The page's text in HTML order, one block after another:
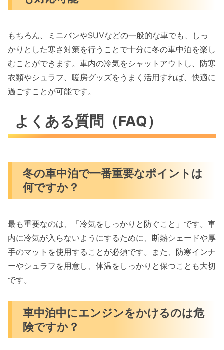
もちろん、ミニバンやSUVなどの一般的な車でも、しっ
かりとした寒さ対策を行うことで十分に冬の車中泊を楽し
むことができます。車内の冷気をシャットアウトし、防寒
衣類やシュラフ、暖房グッズをうまく活用すれば、快適に
過ごすことが可能です。
よくある質問（FAQ）
冬の車中泊で一番重要なポイントは
何ですか？
最も重要なのは、「冷気をしっかりと防ぐこと」です。車
内に冷気が入らないようにするために、断熱シェードや厚
手のマットを使用することが必須です。また、防寒インナ
ーやシュラフを用意し、体温をしっかりと保つことも大切
です。
車中泊中にエンジンをかけるのは危
険ですか？